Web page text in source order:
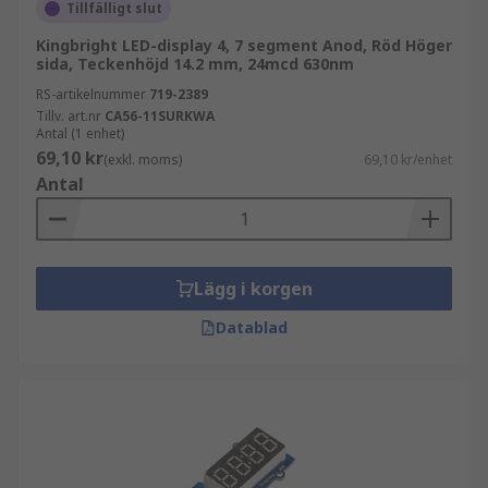
och digitala väckarklockor.
Punktmatris består av flera punkter som,
när de lyser, skapar siffror, bokstäver,
symboler och bilder. Ju högre antal punkter,
desto mer detaljerade symboler kan du
skapa. Mer grundläggande
punktmatrisdisplayer är idealiska för
meddelandetavlor.
Ljusstavar består av enskilda eller flera
sektioner som lyser upp. De är vanligtvis
kvadratiska eller rektangulära och används
Användningsområden för LED-
Tillfälligt slut
Kingbright LED-display 4, 7 segment Anod, Röd Höger
sida, Teckenhöjd 14.2 mm, 24mcd 630nm
RS-artikelnummer 719-2389
Tillv. art.nr CA56-11SURKWA
Antal (1 enhet)
69,10 kr(exkl. moms) 69,10 kr/enhet
Antal
Lägg i korgen
Datablad